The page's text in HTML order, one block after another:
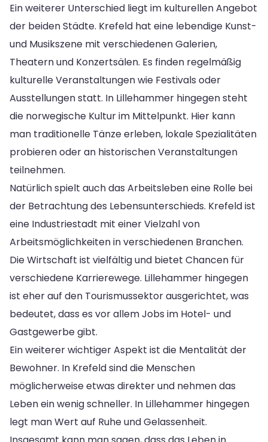
Ein weiterer Unterschied liegt im kulturellen Angebot
der beiden Städte. Krefeld hat eine lebendige Kunst-
und Musikszene mit verschiedenen Galerien,
Theatern und Konzertsälen. Es finden regelmäßig
kulturelle Veranstaltungen wie Festivals oder
Ausstellungen statt. In Lillehammer hingegen steht
die norwegische Kultur im Mittelpunkt. Hier kann
man traditionelle Tänze erleben, lokale Spezialitäten
probieren oder an historischen Veranstaltungen
teilnehmen.
Natürlich spielt auch das Arbeitsleben eine Rolle bei
der Betrachtung des Lebensunterschieds. Krefeld ist
eine Industriestadt mit einer Vielzahl von
Arbeitsmöglichkeiten in verschiedenen Branchen.
Die Wirtschaft ist vielfältig und bietet Chancen für
verschiedene Karrierewege. Lillehammer hingegen
ist eher auf den Tourismussektor ausgerichtet, was
bedeutet, dass es vor allem Jobs im Hotel- und
Gastgewerbe gibt.
Ein weiterer wichtiger Aspekt ist die Mentalität der
Bewohner. In Krefeld sind die Menschen
möglicherweise etwas direkter und nehmen das
Leben ein wenig schneller. In Lillehammer hingegen
legt man Wert auf Ruhe und Gelassenheit.